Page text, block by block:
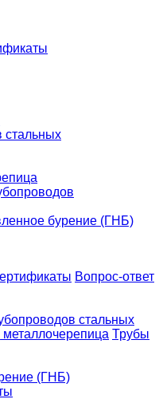
стальных
бурение (ГНБ)
Вопрос-ответ
стальных
Трубы
(ГНБ)